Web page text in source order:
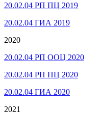
20.02.04 РП ПЦ 2019
20.02.04 ГИА 2019
2020
20.02.04 РП ООЦ 2020
20.02.04 РП ПЦ 2020
20.02.04 ГИА 2020
2021